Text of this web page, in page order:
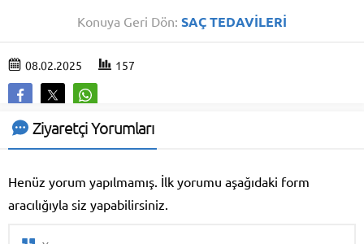
Konuya Geri Dön: SAÇ TEDAVİLERİ
08.02.2025 157
Ziyaretçi Yorumları
Henüz yorum yapılmamış. İlk yorumu aşağıdaki form
aracılığıyla siz yapabilirsiniz.